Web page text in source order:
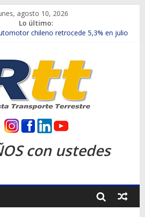
agosto 10, 2026
Lo último:
internacional en lanzar la nueva
electrificados de Chevrolet en el Biobío
con nuevas sucursales en Rancagua y
presentó la recién estrenada Bolden en
2026
con ustedes